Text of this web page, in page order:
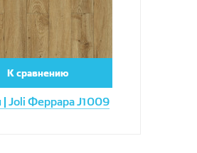
Joli Феррара J1009
К сравнению